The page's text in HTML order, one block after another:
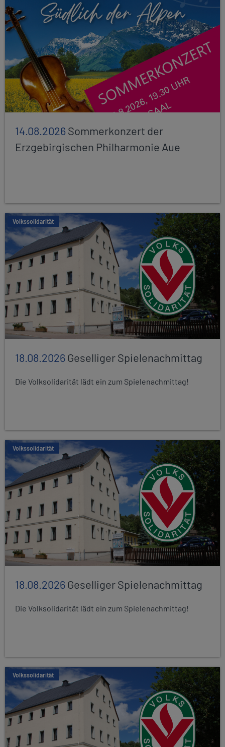
14.08.2026Sommerkonzert der
Erzgebirgischen Philharmonie Aue
Volkssolidarität
18.08.2026Geselliger Spielenachmittag
Die Volksolidarität lädt ein zum Spielenachmittag!
Volkssolidarität
18.08.2026Geselliger Spielenachmittag
Die Volksolidarität lädt ein zum Spielenachmittag!
Volkssolidarität